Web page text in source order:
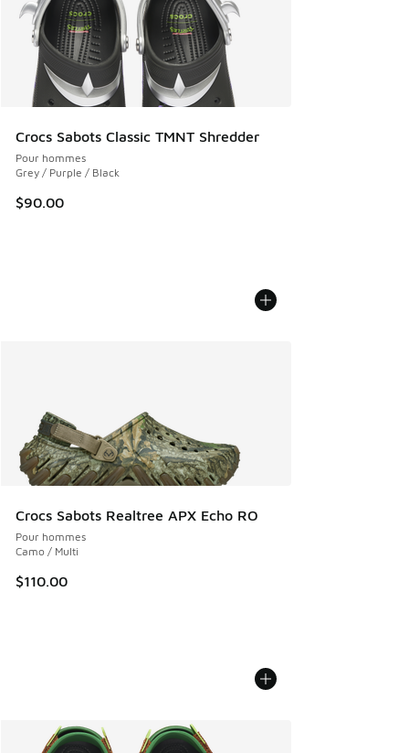
Crocs Sabots Classic TMNT Shredder
Pour hommes
Grey / Purple / Black
$90.00
Crocs Sabots Realtree APX Echo RO
Pour hommes
Camo / Multi
$110.00